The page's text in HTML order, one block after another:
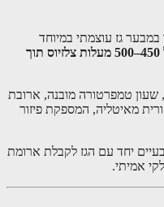
גז עוצמתי במיוחד
450–500 מעלות צלזיוס תוך
טמפרטורה מובנה, ארובת
המספקת פיזור
יחד עם הגז לקבלת ארומת